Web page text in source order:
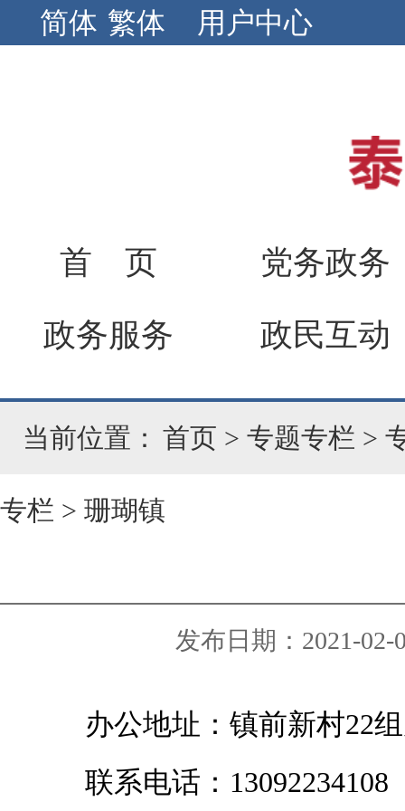
简体 繁体 用户中心
首 页
党务政务
政务服务
政民互动
当前位置： 首页 > 专题专栏 >
专栏 > 珊瑚镇
发布日期：2021-02-
办公地址：镇前新村22组
联系电话：13092234108